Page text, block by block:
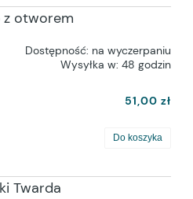
z otworem
Dostępność: na wyczerpaniu
Wysyłka w: 48 godzin
51,00 zł
Do koszyka
Twarda